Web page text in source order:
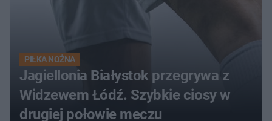
PIŁKA NOŻNA
Jagiellonia Białystok przegrywa z
Widzewem Łódź. Szybkie ciosy w
drugiej połowie meczu